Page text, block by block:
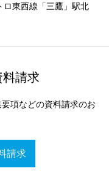
ロ東西線「三鷹」駅北
請求
項などの資料請求のお
請求